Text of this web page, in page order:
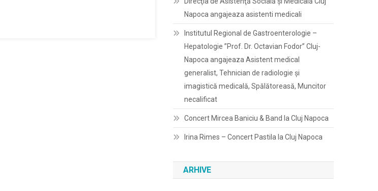
Napoca angajeaza asistenti medicali
Institutul Regional de Gastroenterologie –
Hepatologie ”Prof. Dr. Octavian Fodor” Cluj-
Napoca angajeaza Asistent medical
generalist, Tehnician de radiologie și
imagistică medicală, Spălătoreasă, Muncitor
necalificat
Concert Mircea Baniciu & Band la Cluj Napoca
Irina Rimes – Concert Pastila la Cluj Napoca
ARHIVE